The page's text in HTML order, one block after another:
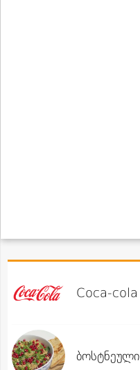
Coca-cola
ბოსტნეული